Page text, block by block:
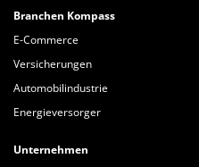
Branchen Kompass
E-Commerce
Versicherungen
Automobilindustrie
Energieversorger
Unternehmen